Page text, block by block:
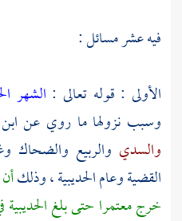
فيه عشر مسائل :
الأولى : قوله تعالى : الشهر
وسبب نزولها ما روي عن
والسدي والربيع والضحاك
القضية وعامالحديبية، وذلك
خرج معتمرا حتى بلغالحديبية